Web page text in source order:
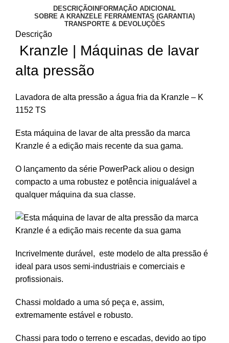
DESCRIÇÃOINFORMAÇÃO ADICIONAL
SOBRE A KRANZELE FERRAMENTAS (GARANTIA)
TRANSPORTE & DEVOLUÇÕES
Descrição
Kranzle | Máquinas de lavar
alta pressão
Lavadora de alta pressão a água fria da Kranzle – K
1152 TS
Esta máquina de lavar de alta pressão da marca
Kranzle é a edição mais recente da sua gama.
O lançamento da série PowerPack aliou o design
compacto a uma robustez e potência inigualável a
qualquer máquina da sua classe.
Incrivelmente durável, este modelo de alta pressão é
ideal para usos semi-industriais e comerciais e
profissionais.
Chassi moldado a uma só peça e, assim,
extremamente estável e robusto.
Chassi para todo o terreno e escadas, devido ao tipo